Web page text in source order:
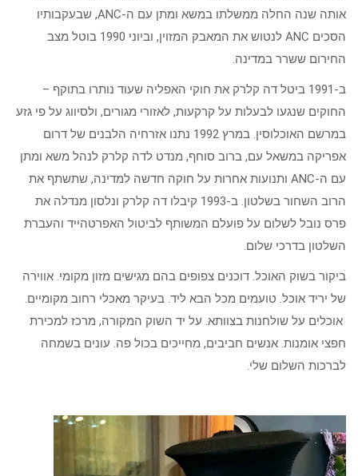
אותה שנה החלה ממשלתו במשא ומתן עם ה-ANC, שבעקבותיו
הסכים ANC לנטוש את המאבק המזוין, וביוני 1990 בוטל מצב
החירום ששרר במדינה.
ב-1991 ביטל דה קלרק את חוקי האפליה שעוד נותרו בתוקף –
החוקים שנגעו לבעלות על קרקעות, לאזורי מגורים, ולסיווג על פי גזע
במרשם האוכלוסין. במרץ 1992 נתנו אזרחיה הלבנים של דרום
אפריקה במשאל עם, ברוב סוחף, מנדט לדה קלרק לנהל משא ומתן
עם ה-ANC ותנועות אחרות על חוקה חדשה למדינה, שתשתף את
הרוב השחור בשלטון. ב-1993 קיבלו דה קלרק ונלסון מנדלה את
פרס נובל לשלום על פועלם המשותף לביטול האפרטהייד והעברת
השלטון בדרכי שלום.
ביקור בשוק האוכל. דוכנים צפופים בהם מגישים מזון מקומי. אווירה
של יריד אוכל. טועמים מכל הבא ליד. בעיקר מאכלי רחוב מקומיים.
אוכלים על שולחנות בצוותא. על יד השוק המקורה, מרכז למכירת
חפצי אומנות. אנשים חביבים, מחייכים בכול פה. עונים בשמחה
לברכות השלום שלי.